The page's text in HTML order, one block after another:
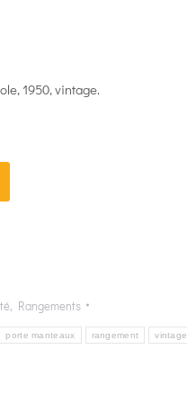
1950, vintage.
, Rangements
porte manteaux rangement vintage